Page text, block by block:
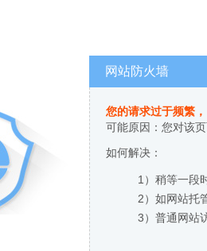
网站防火墙
您的请求过于频繁
可能原因：您对该
如何解决：
1）稍等一段
2）如网站托
3）普通网站